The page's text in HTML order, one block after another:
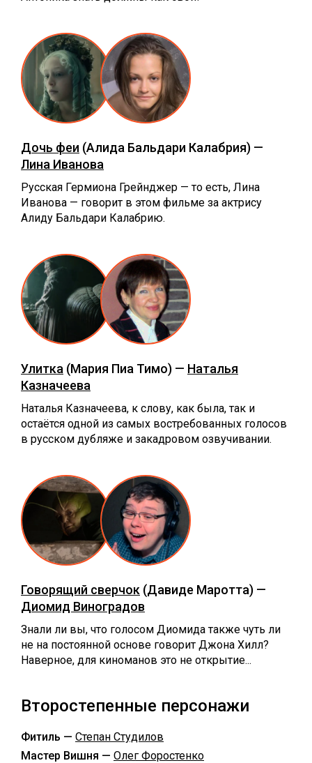
Дочь феи (Алида Бальдари Калабрия) —
Лина Иванова
Русская Гермиона Грейнджер — то есть, Лина
Иванова — говорит в этом фильме за актрису
Алиду Бальдари Калабрию.
Улитка (Мария Пиа Тимо) — Наталья
Казначеева
Наталья Казначеева, к слову, как была, так и
остаётся одной из самых востребованных голосов
в русском дубляже и закадровом озвучивании.
Говорящий сверчок (Давиде Маротта) —
Диомид Виноградов
Знали ли вы, что голосом Диомида также чуть ли
не на постоянной основе говорит Джона Хилл?
Наверное, для киноманов это не открытие...
Второстепенные персонажи
Фитиль — Степан Студилов
Мастер Вишня — Олег Форостенко